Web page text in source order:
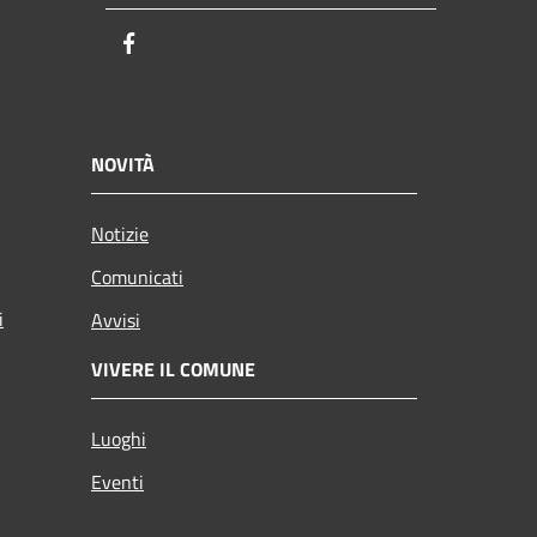
NOVITÀ
Notizie
Comunicati
Avvisi
VIVERE IL COMUNE
Luoghi
Eventi